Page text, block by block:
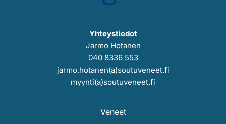
Yhteystiedot
Jarmo Hotanen
040 8336 553
jarmo.hotanen(a)soutuveneet.fi
myynti(a)soutuveneet.fi
Veneet